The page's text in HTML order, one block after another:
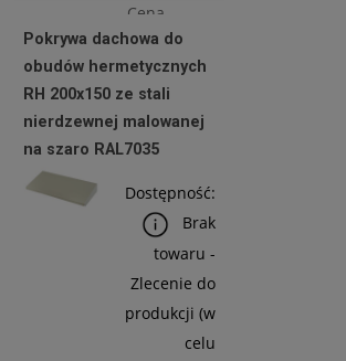
Cena
netto:
964,23 zł
Koszyka
Pokrywa dachowa do
obudów hermetycznych
RH 200x150 ze stali
nierdzewnej malowanej
na szaro RAL7035
Dostępność:
Brak
towaru -
Zlecenie do
produkcji (w
celu